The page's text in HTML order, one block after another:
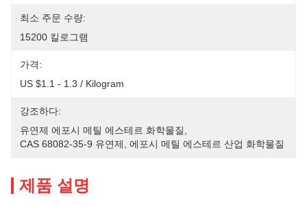
최소 주문 수량:
15200 킬로그램
가격:
US $1.1 - 1.3 / Kilogram
강조하다:
유연제 에포시 메틸 에스테르 화학물질
CAS 68082-35-9 유연제
에포시 메틸 에스테르 산업 화학물질
제품 설명